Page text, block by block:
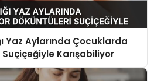
Yaz Aylarında Çocuklarda
Suçiçeğiyle Karışabiliyor